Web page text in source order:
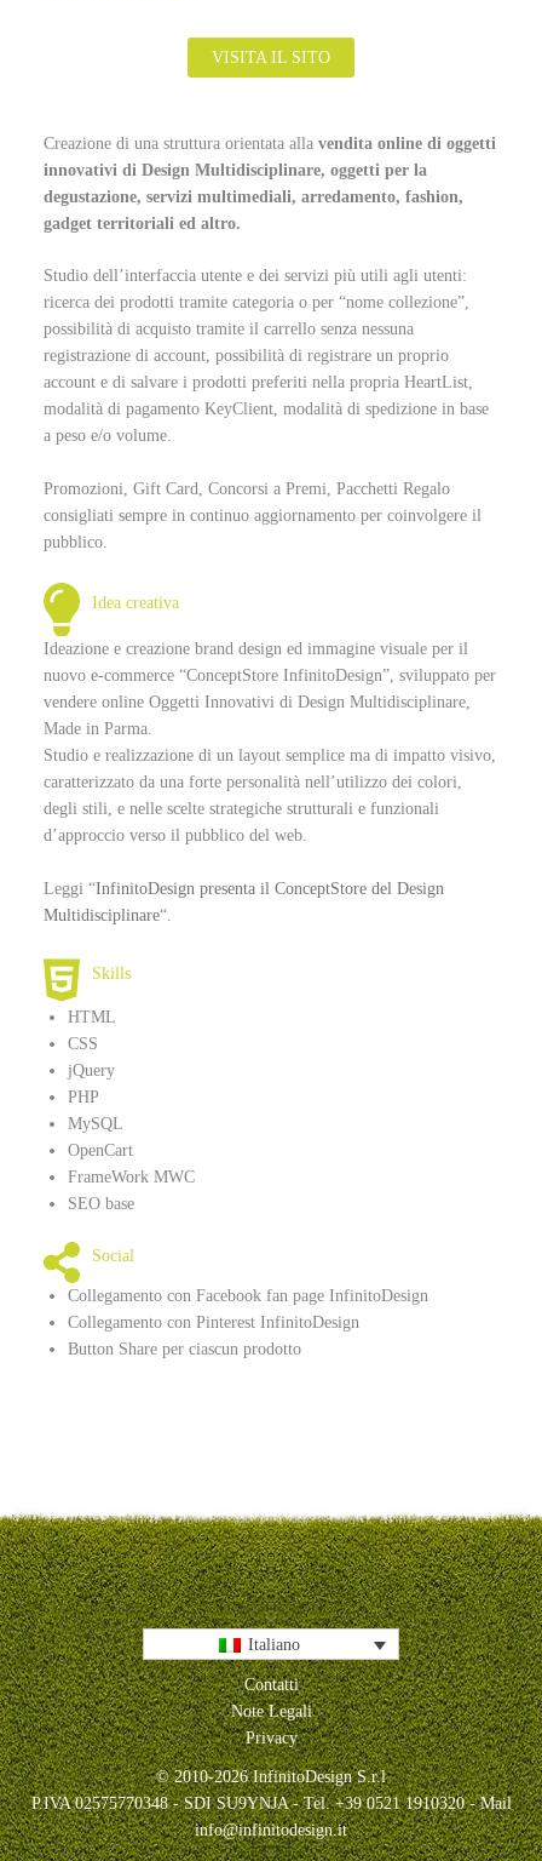
VISITA IL SITO
Creazione di una struttura orientata alla vendita online di oggetti
innovativi di Design Multidisciplinare, oggetti per la
degustazione, servizi multimediali, arredamento, fashion,
gadget territoriali ed altro.
Studio dell’interfaccia utente e dei servizi più utili agli utenti:
ricerca dei prodotti tramite categoria o per “nome collezione”,
possibilità di acquisto tramite il carrello senza nessuna
registrazione di account, possibilità di registrare un proprio
account e di salvare i prodotti preferiti nella propria HeartList,
modalità di pagamento KeyClient, modalità di spedizione in base
a peso e/o volume.
Promozioni, Gift Card, Concorsi a Premi, Pacchetti Regalo
consigliati sempre in continuo aggiornamento per coinvolgere il
pubblico.
Idea creativa
Ideazione e creazione brand design ed immagine visuale per il
nuovo e-commerce “ConceptStore InfinitoDesign”, sviluppato per
vendere online Oggetti Innovativi di Design Multidisciplinare,
Made in Parma.
Studio e realizzazione di un layout semplice ma di impatto visivo,
caratterizzato da una forte personalità nell’utilizzo dei colori,
degli stili, e nelle scelte strategiche strutturali e funzionali
d’approccio verso il pubblico del web.
Leggi “InfinitoDesign presenta il ConceptStore del Design
Multidisciplinare“.
Skills
HTML
CSS
jQuery
PHP
MySQL
OpenCart
FrameWork MWC
SEO base
Social
Collegamento con Facebook fan page InfinitoDesign
Collegamento con Pinterest InfinitoDesign
Button Share per ciascun prodotto
Italiano
Contatti
Note Legali
Privacy
© 2010-2026 InfinitoDesign S.r.l
P.IVA 02575770348 - SDI SU9YNJA - Tel. +39 0521 1910320 - Mail
info@infinitodesign.it